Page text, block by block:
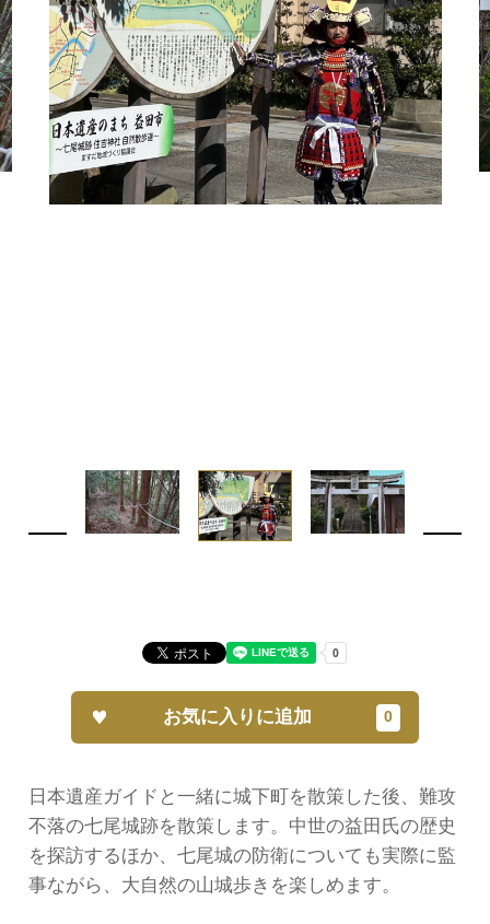
日本遺産ガイドと一緒に城下町を散策した後、難攻
不落の七尾城跡を散策します。中世の益田氏の歴史
を探訪するほか、七尾城の防衛についても実際に監
事ながら、大自然の山城歩きを楽しめます。
お気に入りに追加